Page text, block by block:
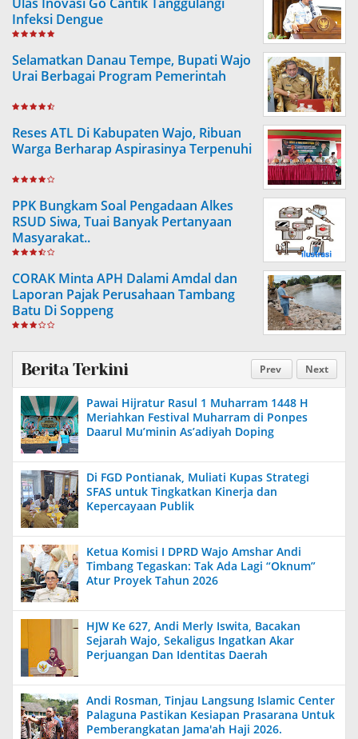
Infeksi Dengue
Selamatkan Danau Tempe, Bupati Wajo
Urai Berbagai Program Pemerintah
Reses ATL Di Kabupaten Wajo, Ribuan
Warga Berharap Aspirasinya Terpenuhi
PPK Bungkam Soal Pengadaan Alkes
RSUD Siwa, Tuai Banyak Pertanyaan
Masyarakat..
CORAK Minta APH Dalami Amdal dan
Laporan Pajak Perusahaan Tambang
Batu Di Soppeng
Prev Next
Berita Terkini
Pawai Hijratur Rasul 1 Muharram 1448 H
Meriahkan Festival Muharram di Ponpes
Daarul Mu’minin As’adiyah Doping
Di FGD Pontianak, Muliati Kupas Strategi
SFAS untuk Tingkatkan Kinerja dan
Kepercayaan Publik
Ketua Komisi I DPRD Wajo Amshar Andi
Timbang Tegaskan: Tak Ada Lagi “Oknum”
Atur Proyek Tahun 2026
HJW Ke 627, Andi Merly Iswita, Bacakan
Sejarah Wajo, Sekaligus Ingatkan Akar
Perjuangan Dan Identitas Daerah
Andi Rosman, Tinjau Langsung Islamic Center
Palaguna Pastikan Kesiapan Prasarana Untuk
Pemberangkatan Jama'ah Haji 2026.